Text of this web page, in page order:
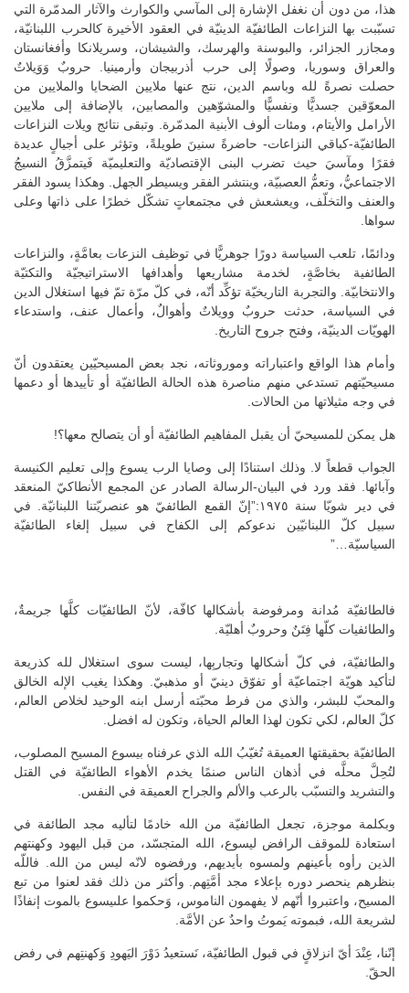
هذا، من دون أن نغفل الإشارة إلى المآسي والكوارث والآثار المدمّرة التي
تسبّبت بها النزاعات الطائفيّة الدينيّة في العقود الأخيرة كالحرب اللبنانيّة،
ومجازر الجزائر، والبوسنة والهرسك، والشيشان، وسريلانكا وأفغانستان
والعراق وسوريا، وصولًا إلى حرب أذربيجان وأرمينيا. حروبٌ وَوَيلاتٌ
حصلت نصرةً لله وباسم الدين، نتج عنها ملايين الضحايا والملايين من
المعوّقين جسديًّا ونفسيًّا والمشوّهين والمصابين، بالإضافة إلى ملايين
الأرامل والأيتام، ومئات ألوف الأبنية المدمّرة. وتبقى نتائج ويلات النزاعات
الطائفيّة-كباقي النزاعات- حاضرةً سنينَ طويلةً، وتؤثر على أجيالٍ عديدة
فقرًا ومآسيَ حيث تضرب البنى الإقتصاديّة والتعليميّة فَيتمزَّقُ النسيجُ
الاجتماعيُّ، وتعمُّ العصبيّة، وينتشر الفقر ويسيطر الجهل. وهكذا يسود الفقر
والعنف والتخلّف، ويعشعش في مجتمعاتٍ تشكّل خطرًا على ذاتها وعلى
سواها.
ودائمًا، تلعب السياسة دورًا جوهريًّا في توظيف النزعات بعامَّةٍ، والنزاعات
الطائفية بخاصَّةٍ، لخدمة مشاريعها وأهدافها الاستراتيجيّة والتكتيّة
والانتخابيّة. والتجربة التاريخيّة تؤكِّد أنّه، في كلّ مرّة تمّ فيها استغلال الدين
في السياسة، حدثت حروبٌ وويلاتٌ وأهوالٌ، وأعمال عنف، واستدعاء
الهويّات الدينيّة، وفتح جروح التاريخ.
وأمام هذا الواقع واعتباراته وموروثاته، نجد بعض المسيحيّين يعتقدون أنّ
مسيحيّتهم تستدعي منهم مناصرة هذه الحالة الطائفيّة أو تأييدها أو دعمها
في وجه مثيلاتها من الحالات.
هل يمكن للمسيحيّ أن يقبل المفاهيم الطائفيّة أو أن يتصالح معها؟!
الجواب قطعاً لا. وذلك استنادًا إلى وصايا الرب يسوع وإلى تعليم الكنيسة
وآبائها. فقد ورد في البيان-الرسالة الصادر عن المجمع الأنطاكيّ المنعقد
في دير شويّا سنة ١٩٧٥:”إنّ القمع الطائفيّ هو عنصريّتنا اللبنانيّة. في
سبيل كلّ اللبنانيّين ندعوكم إلى الكفاح في سبيل إلغاء الطائفيّة
السياسيّة…”
فالطائفيّة مُدانة ومرفوضة بأشكالها كافّة، لأنّ الطائفيّات كلَّها جريمةٌ،
والطائفيات كلّها فِتَنٌ وحروبٌ أهليّة.
والطائفيّة، في كلّ أشكالها وتجاربِها، ليست سوى استغلال لله كذريعة
لتأكيد هويّة اجتماعيّة أو تفوّق دينيّ أو مذهبيّ. وهكذا يغيب الإله الخالق
والمحبّ للبشر، والذي من فرط محبّته أرسل ابنه الوحيد لخلاص العالم،
كلّ العالم، لكي تكون لهذا العالم الحياة، وتكون له افضل.
الطائفيّة بحقيقتها العميقة تُغيّبُ الله الذي عرفناه بيسوع المسيح المصلوب،
لتُحِلَّ محلَّه في أذهان الناس صنمًا يخدم الأهواء الطائفيّة في القتل
والتشريد والتسبّب بالرعب والألم والجراح العميقة في النفس.
وبكلمة موجزة، تجعل الطائفيّة من الله خادمًا لتأليه مجد الطائفة في
استعادة للموقف الرافض ليسوع، الله المتجسّد، من قبل اليهود وكهنتهم
الذين رأوه بأعينهم ولمسوه بأيديهم، ورفضوه لانّه ليس من الله. فاللّه
بنظرهم ينحصر دوره بإعلاء مجد أمَّتِهم. وأكثر من ذلك فقد لعنوا من تبع
المسيح، واعتبروا أنّهم لا يفهمون الناموس، وَحكموا علىيسوع بالموت إنفاذًا
لشريعة الله، فبموته يَموتُ واحدٌ عن الأمَّة.
إنّنا، عِنْدَ أيّ انزلاقٍ في قبول الطائفيّة، نَستعيدُ دَوْرَ اليَهودِ وَكهنتِهم في رفض
الحقّ.